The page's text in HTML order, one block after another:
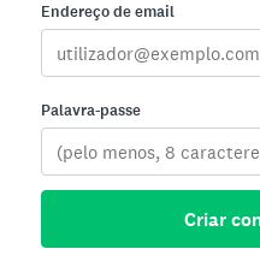
Endereço de email
Palavra-passe
Criar